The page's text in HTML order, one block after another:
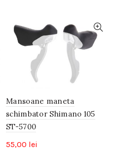
Mansoane maneta
schimbator Shimano 105
ST-5700
55,00 lei